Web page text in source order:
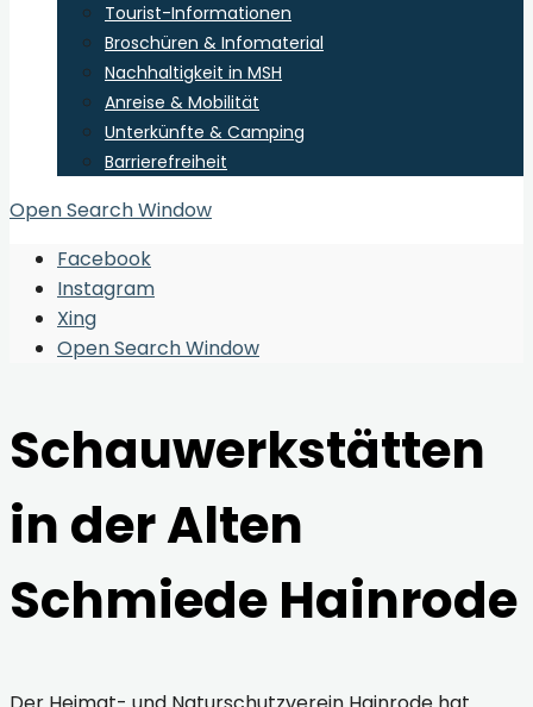
Tourist-Informationen
Broschüren & Infomaterial
Nachhaltigkeit in MSH
Anreise & Mobilität
Unterkünfte & Camping
Barrierefreiheit
Open Search Window
Facebook
Instagram
Xing
Open Search Window
Schauwerkstätten
in der Alten
Schmiede Hainrode